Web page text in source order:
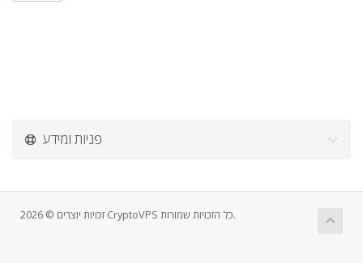
פניות ומידע
זכויות יוצרים © 2026 CryptoVPS כל הזכויות שמורות.